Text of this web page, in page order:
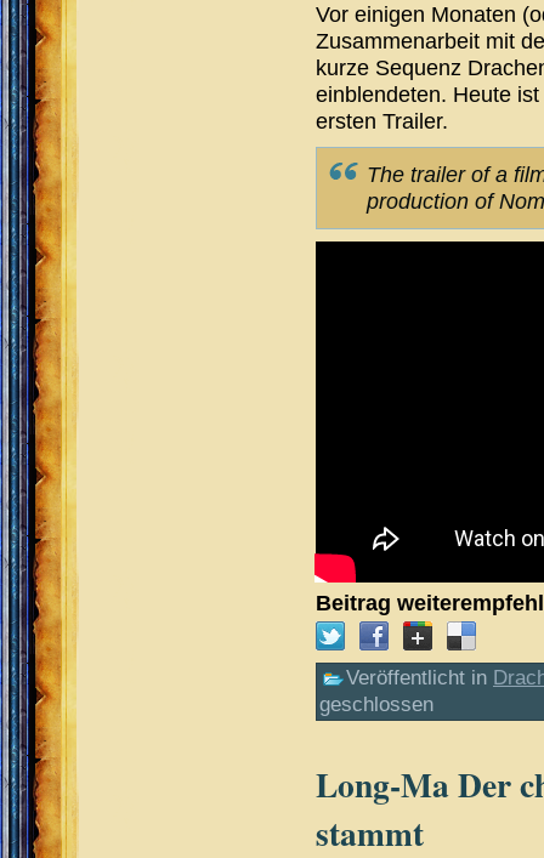
Vor einigen Monaten
Zusammenarbeit mit
kurze Sequenz
einblendeten. Heute
ersten Trailer.
The trailer of a
production of
Beitrag
Veröffentlicht in
geschlossen
Long-Ma Der
stammt